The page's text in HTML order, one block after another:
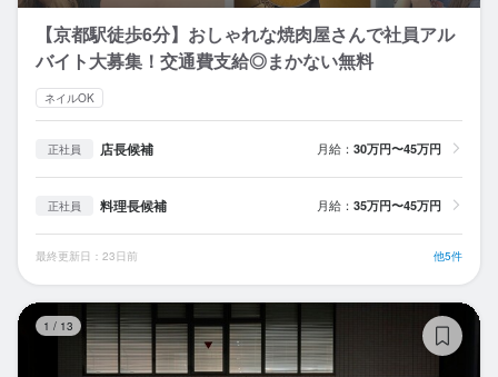
【京都駅徒歩6分】おしゃれな焼肉屋さんで社員アル
バイト大募集！交通費支給◎まかない無料
ネイルOK
正社員 店長候補 月給： 30万円〜45万円
正社員 料理長候補 月給： 35万円〜45万円
最終更新日：23日前 他5件
1 / 13